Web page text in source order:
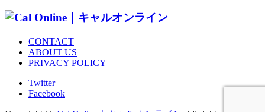
CONTACT
ABOUT US
PRIVACY POLICY
Twitter
Facebook